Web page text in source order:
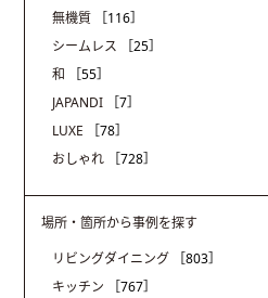
無機質
［116］
シームレス
［25］
和
［55］
JAPANDI
［7］
LUXE
［78］
おしゃれ
［728］
場所・箇所から事例を探す
リビングダイニング
［803］
キッチン
［767］